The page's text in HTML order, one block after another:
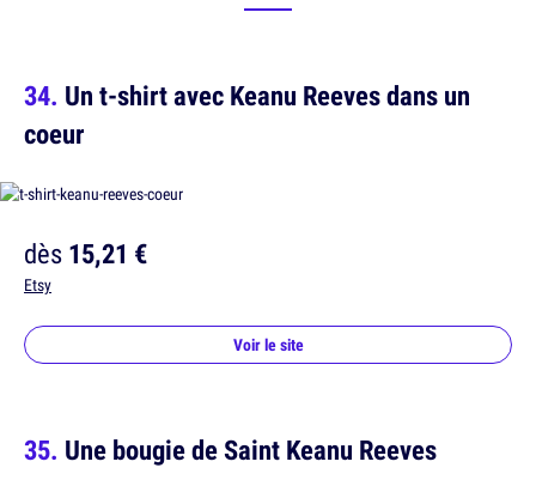
Un t-shirt avec Keanu Reeves dans un
coeur
dès15,21 €
Etsy
Voir le site
Une bougie de Saint Keanu Reeves